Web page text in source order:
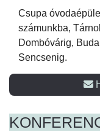
Csupa
számunkba,
Dombóvárig,
Sencsenig.